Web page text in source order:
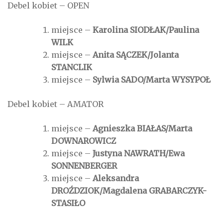
Debel kobiet – OPEN
miejsce – Karolina SIODŁAK/Paulina
WILK
miejsce – Anita SĄCZEK/Jolanta
STANCLIK
miejsce – Sylwia SADO/Marta WYSYPOŁ
Debel kobiet – AMATOR
miejsce – Agnieszka BIAŁAS/Marta
DOWNAROWICZ
miejsce – Justyna NAWRATH/Ewa
SONNENBERGER
miejsce – Aleksandra
DROŹDZIOK/Magdalena GRABARCZYK-
STASIŁO